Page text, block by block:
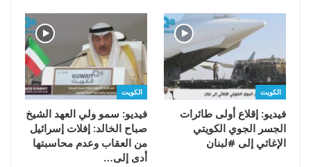
الكويت
فيديو: إقلاع أولى طائرات
الجسر الجوي الكويتي
الإغاثي إلى #لبنان
الكويت
فيديو: سمو ولي العهد الشيخ
صباح الخالد: إفلات إسرائيل
من العقاب وعدم محاسبتها
أدى إلى…